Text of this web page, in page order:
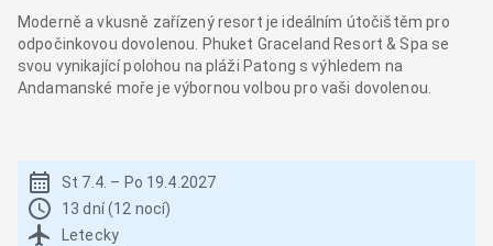
Moderně a vkusně zařízený resort je ideálním útočištěm pro
odpočinkovou dovolenou. Phuket Graceland Resort & Spa se
svou vynikající polohou na pláži Patong s výhledem na
Andamanské moře je výbornou volbou pro vaši dovolenou.
St 7.4. – Po 19.4.2027
13 dní (12 nocí)
Letecky